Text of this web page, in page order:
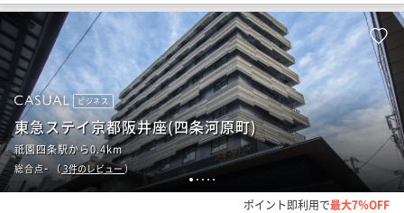
1 2 3 4 5
ビジネス
東急ステイ京都阪井座(四条河原町)
祇園四条駅から0.4km
総合点-（ 3件のレビュー）
ポイント即利用で最大7％OFF